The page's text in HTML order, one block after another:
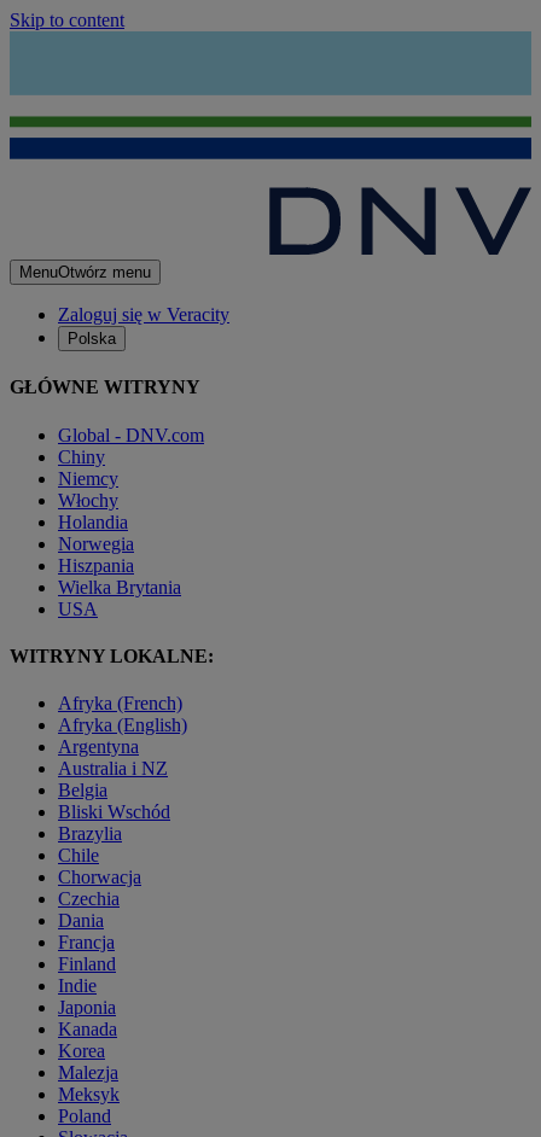
Skip to content
MenuOtwórz menu
Zaloguj się w Veracity
Polska
GŁÓWNE WITRYNY
Global - DNV.com
Chiny
Niemcy
Włochy
Holandia
Norwegia
Hiszpania
Wielka Brytania
USA
WITRYNY LOKALNE:
Afryka (French)
Afryka (English)
Argentyna
Australia i NZ
Belgia
Bliski Wschód
Brazylia
Chile
Chorwacja
Czechia
Dania
Francja
Finland
Indie
Japonia
Kanada
Korea
Malezja
Meksyk
Poland